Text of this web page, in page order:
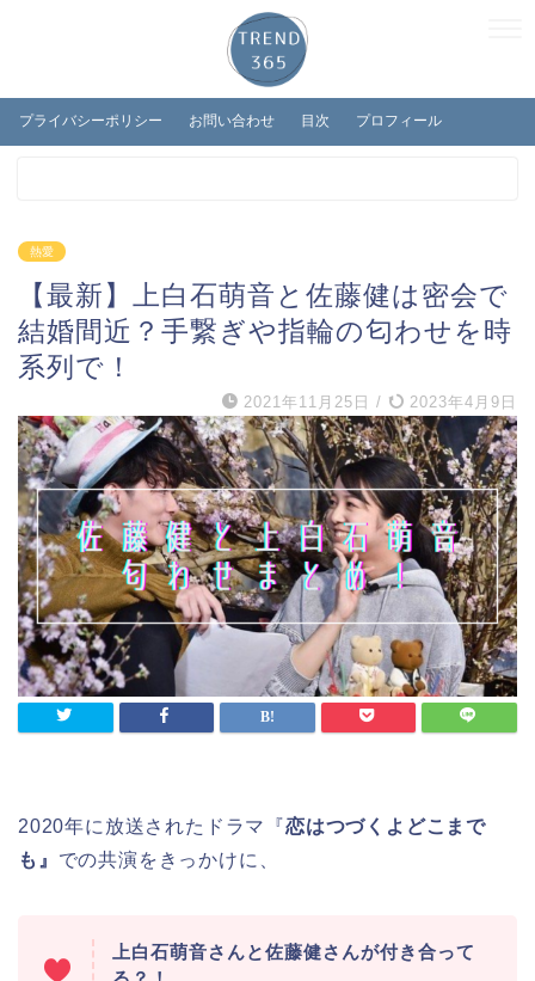
プライバシーポリシー お問い合わせ 目次 プロフィール
熱愛
【最新】上白石萌音と佐藤健は密会で
結婚間近？手繋ぎや指輪の匂わせを時
系列で！
2021年11月25日 / 2023年4月9日
2020年に放送されたドラマ『恋はつづくよどこまで
も』 での共演をきっかけに、
上白石萌音さんと佐藤健さんが付き合って